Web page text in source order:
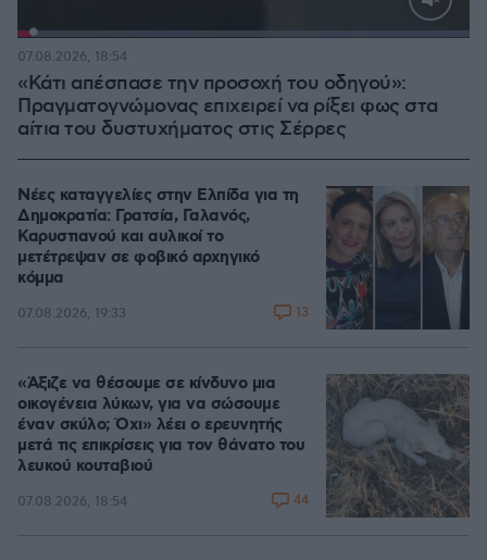
Loaded:
«Κάτι απέσπασε την προσοχή του οδηγού»:
Πραγματογνώμονας επιχειρεί να ρίξει φως στα
αίτια του δυστυχήματος στις Σέρρες
07.08.2026, 18:54
Νέες καταγγελίες στην Ελπίδα για τη
Δημοκρατία: Γρατσία, Γαλανός,
Καρυστιανού και αυλικοί το
μετέτρεψαν σε φοβικό αρχηγικό
κόμμα
07.08.2026, 19:33 13
«Άξιζε να θέσουμε σε κίνδυνο μια
οικογένεια λύκων, για να σώσουμε
έναν σκύλο; Όχι» λέει ο ερευνητής
μετά τις επικρίσεις για τον θάνατο του
λευκού κουταβιού
07.08.2026, 18:54 44